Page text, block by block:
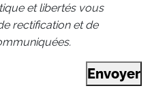
et libertés vous
rectification et de
Envoyer